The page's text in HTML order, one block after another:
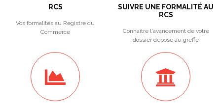
RCS
Vos formalités au Registre du
Commerce
SUIVRE UNE FORMALITÉ AU
RCS
Connaître l'avancement de votre
dossier déposé au greffe